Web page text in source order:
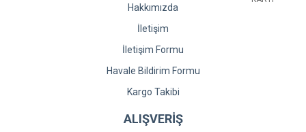
Hakkımızda
İletişim
İletişim Formu
Havale Bildirim Formu
Kargo Takibi
ALIŞVERİŞ